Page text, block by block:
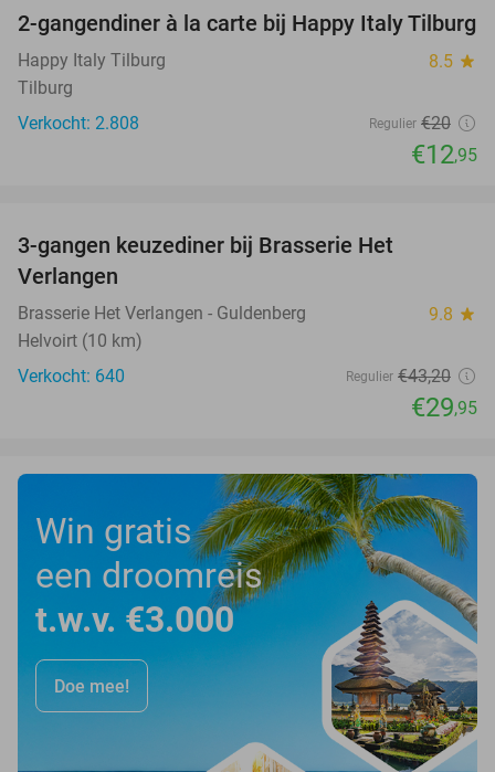
35%
2-gangendiner à la carte bij Happy Italy Tilburg
Happy Italy Tilburg 8.5 star
Tilburg
Verkocht: 2.808
Regulier €20
€12,95
3-gangen keuzediner bij Brasserie Het
Verlangen
Brasserie Het Verlangen - Guldenberg 9.8 star
Helvoirt (10 km)
Verkocht: 640
Regulier €43,20
€29,95
Win gratis
een droomreis
t.w.v. €3.000
Doe mee!